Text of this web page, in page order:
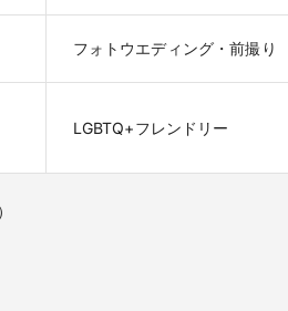
フォトウエディング・前撮り
LGBTQ+フレンドリー